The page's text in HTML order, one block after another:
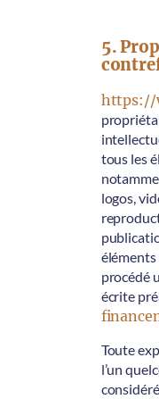
5.
https://
tous les
logos,
éléments
procédé
écrite
Toute
l’un